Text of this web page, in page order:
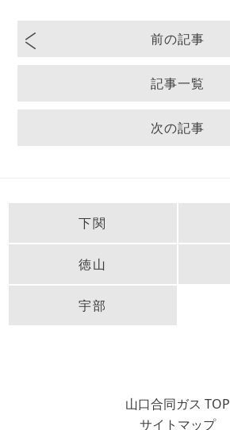
前の記事
記事一覧
次の記事
下関
徳山
宇部
山口合同ガス TOP
サイトマップ